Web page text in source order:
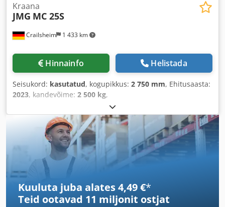
Crailsheim 1 433 km
Kraana
JMG MC 25S
Hinnainfo Helistada
Seisukord: kasutatud, kogupikkus: 2 750 mm, Ehitusaasta:
2023, kandevõime: 2 500 kg,
Kuuluta juba alates 4,49 €*
Teid ootavad 11 miljonit ostjat